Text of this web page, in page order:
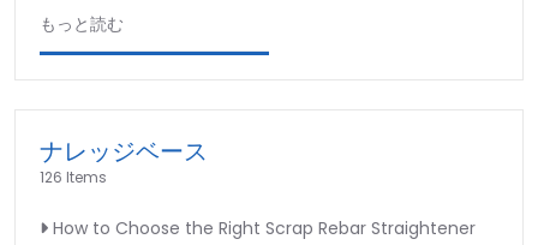
もっと読む
ナレッジベース
126 Items
How to Choose the Right Scrap Rebar Straightener